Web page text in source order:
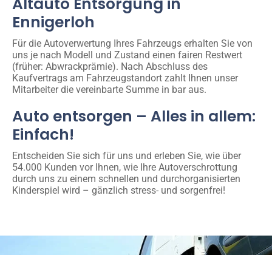
Ennigerloh
Für die Autoverwertung Ihres Fahrzeugs erhalten Sie von
uns je nach Modell und Zustand einen fairen Restwert
(früher: Abwrackprämie). Nach Abschluss des
Kaufvertrags am Fahrzeugstandort zahlt Ihnen unser
Mitarbeiter die vereinbarte Summe in bar aus.
Auto entsorgen – Alles in allem:
Einfach!
Entscheiden Sie sich für uns und erleben Sie, wie über
54.000 Kunden vor Ihnen, wie Ihre Autoverschrottung
durch uns zu einem schnellen und durchorganisierten
Kinderspiel wird – gänzlich stress- und sorgenfrei!